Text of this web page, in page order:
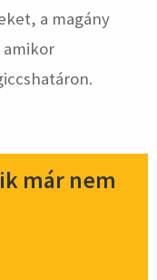
a magány
amikor
már nem